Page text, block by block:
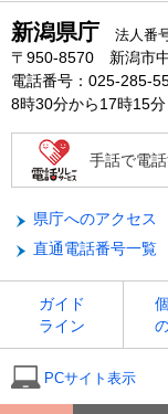
新潟県庁 法人番
〒950-8570 新潟市
電話番号：025-285-
8時30分から17時15
手話で電
県庁へのアクセス
直通電話番号一覧
ガイド
ライン
PCサイト表示